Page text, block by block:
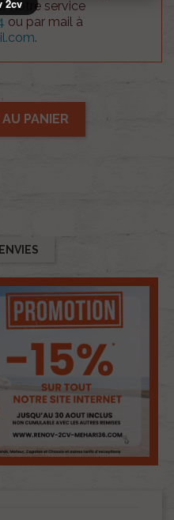
notre service
ou par mail à
.
PANIER
2cv